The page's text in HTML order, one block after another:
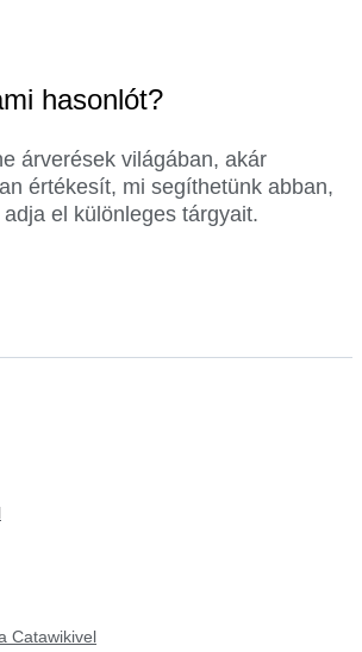
hasonlót?
árverések világában, akár
értékesít, mi segíthetünk abban,
el különleges tárgyait.
Catawikivel